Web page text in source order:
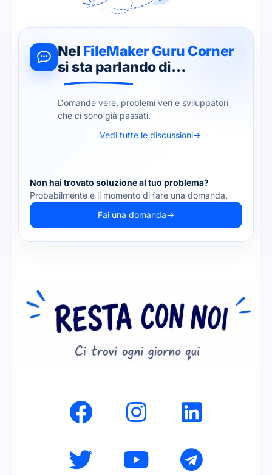
Nel FileMaker Guru Corner
si sta parlando di…
Domande vere, problemi veri e sviluppatori
che ci sono già passati.
Vedi tutte le discussioni→
Non hai trovato soluzione al tuo problema?
Probabilmente è il momento di fare una domanda.
Fai una domanda→